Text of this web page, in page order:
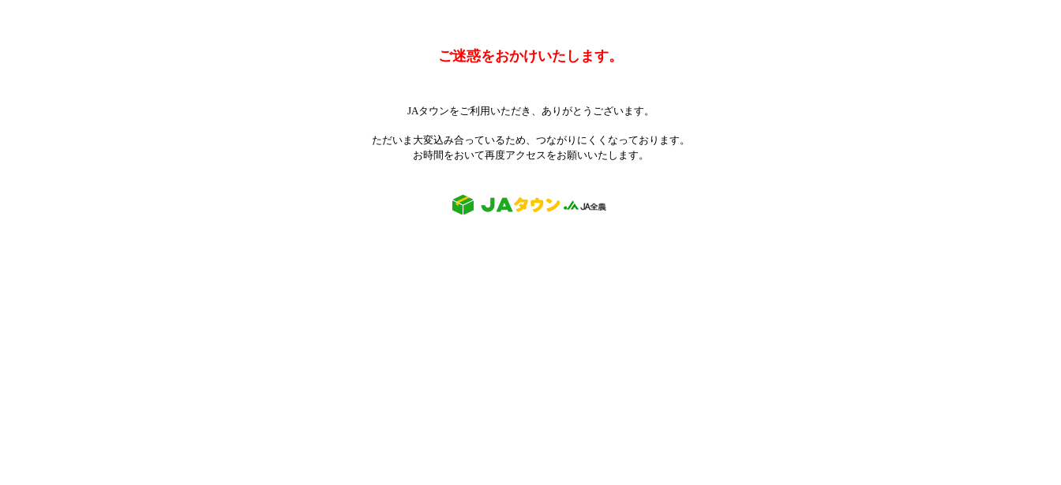
ご迷惑をおかけいたします。
JAタウンをご利用いただき、ありがとうございます。
ただいま大変込み合っているため、つながりにくくなっております。
お時間をおいて再度アクセスをお願いいたします。